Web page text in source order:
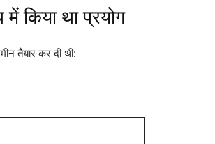
किया था प्रयोग
तैयार कर दी थी: